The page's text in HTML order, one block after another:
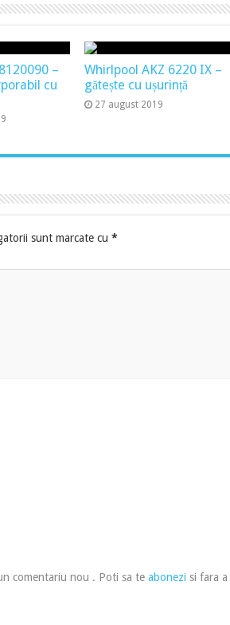
–
cu
Whirlpool AKZ 6220 IX –
gătește cu ușurință
27 august 2019
sunt marcate cu *
comentariu nou . Poti sa te abonezi si fara a